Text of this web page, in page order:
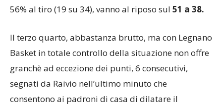
56% al tiro (19 su 34), vanno al riposo sul 51 a 38.
Il terzo quarto, abbastanza brutto, ma con Legnano
Basket in totale controllo della situazione non offre
granchè ad eccezione dei punti, 6 consecutivi,
segnati da Raivio nell’ultimo minuto che
consentono ai padroni di casa di dilatare il